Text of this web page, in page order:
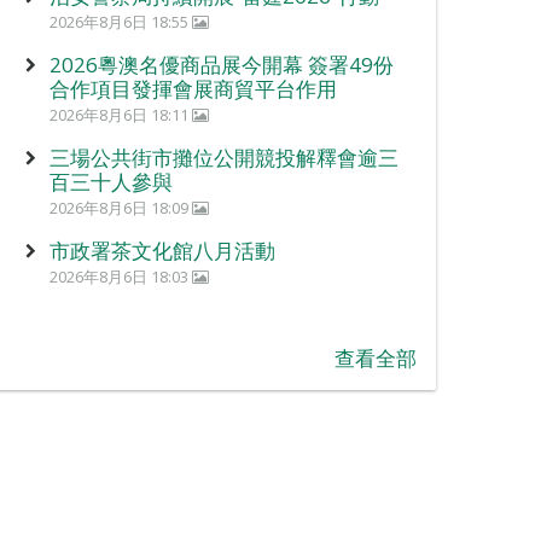
2026年8月6日 18:55
2026粵澳名優商品展今開幕 簽署49份
合作項目發揮會展商貿平台作用
2026年8月6日 18:11
三場公共街市攤位公開競投解釋會逾三
百三十人參與
2026年8月6日 18:09
市政署茶文化館八月活動
2026年8月6日 18:03
查看全部